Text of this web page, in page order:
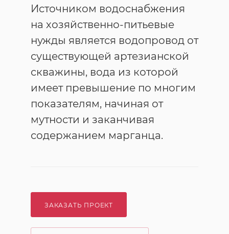
Источником водоснабжения
на хозяйственно-питьевые
нужды является водопровод от
существующей артезианской
скважины, вода из которой
имеет превышение по многим
показателям, начиная от
мутности и заканчивая
содержанием марганца.
ЗАКАЗАТЬ ПРОЕКТ